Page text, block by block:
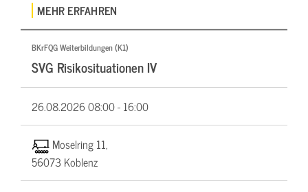
MEHR ERFAHREN
BKrFQG Weiterbildungen (K1)
SVG Risikosituationen IV
26.08.202608:00 - 16:00
Moselring 11,
56073 Koblenz